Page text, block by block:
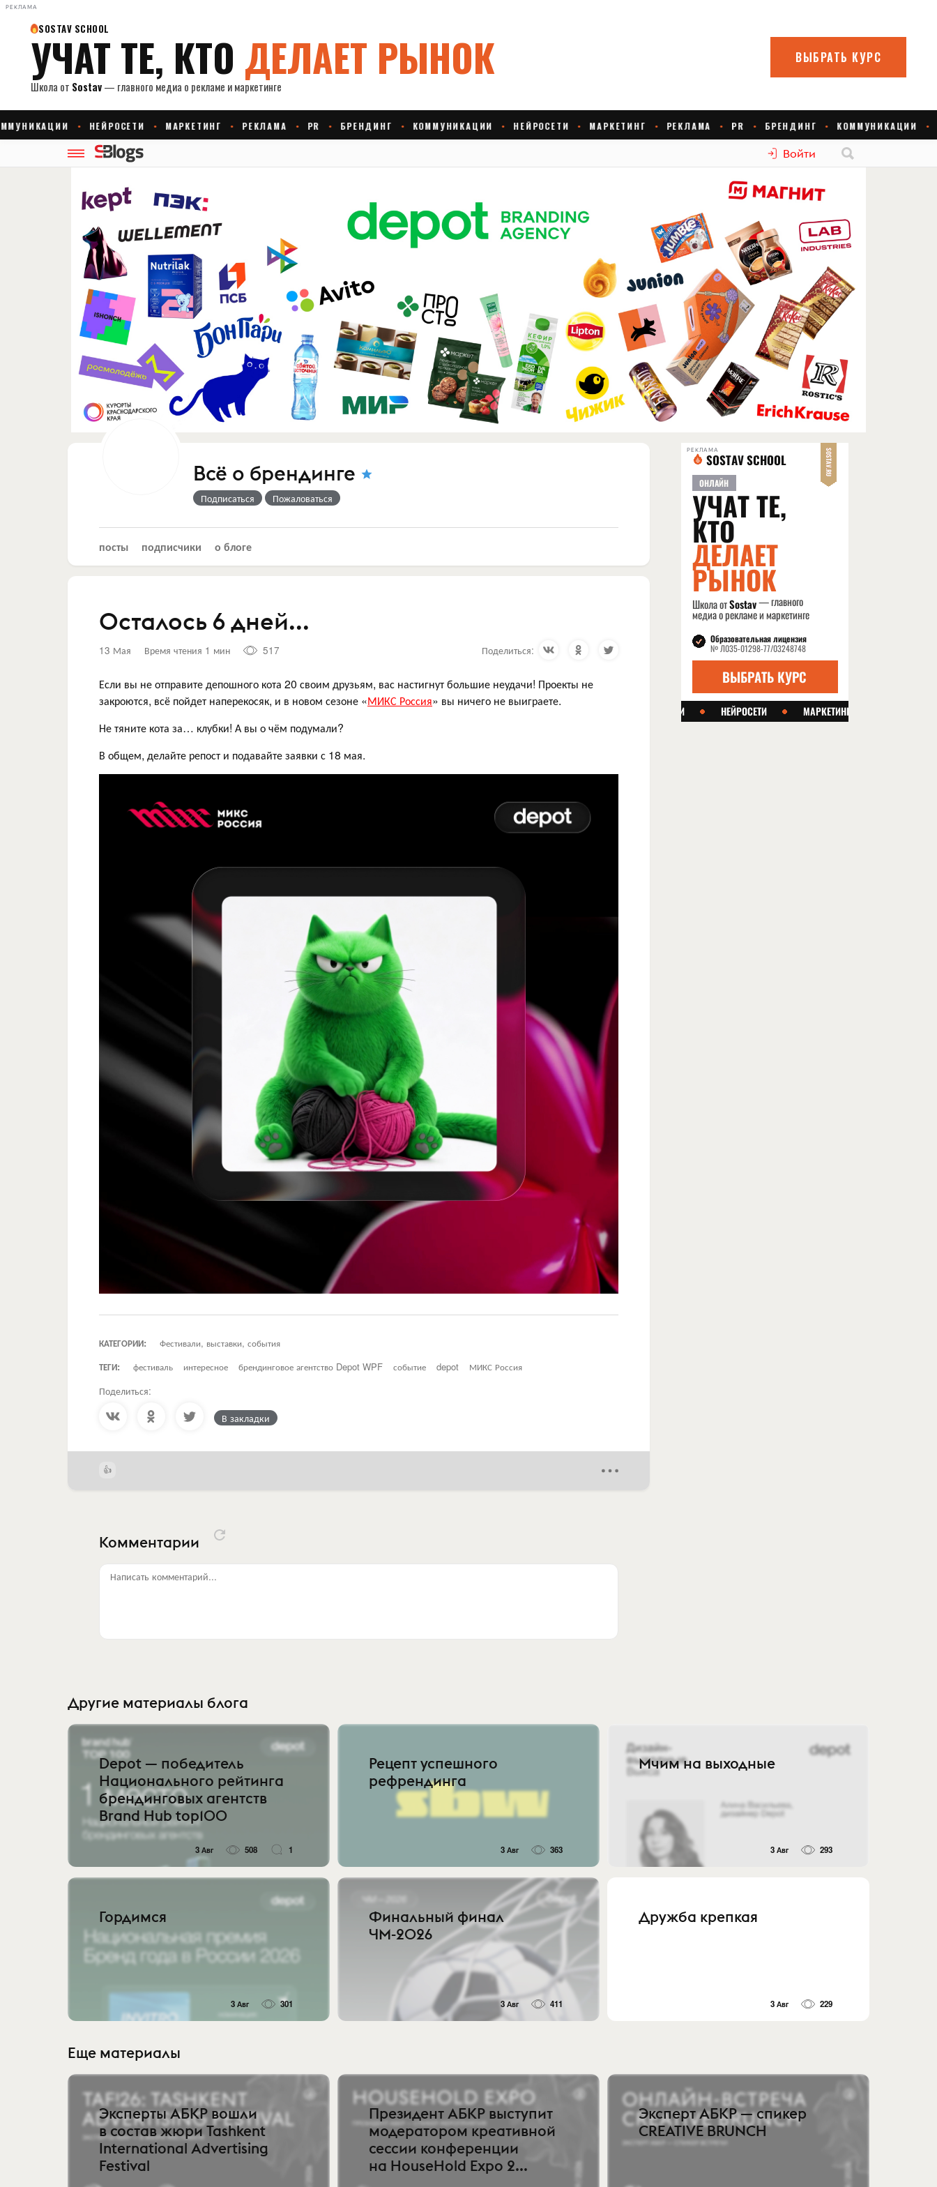
РЕКЛАМА
Войти
Всё о брендинге
Подписаться Пожаловаться
посты подписчики о блоге
Осталось 6 дней...
13 Мая Время чтения 1 мин 517 Поделиться:
Если вы не отправите депошного кота 20 своим друзьям, вас настигнут большие неудачи! Проекты не
закроются, всё пойдет наперекосяк, и в новом сезоне «МИКС Россия» вы ничего не выиграете.
Не тяните кота за… клубки! А вы о чём подумали?
В общем, делайте репост и подавайте заявки с 18 мая.
КАТЕГОРИИ:
Фестивали, выставки, события
ТЕГИ:
фестиваль интересное брендинговое агентство Depot WPF событие depot МИКС Россия
Поделиться:
В закладки
Комментарии
Написать комментарий...
РЕКЛАМА
Другие материалы блога
Depot — победитель
Национального рейтинга
брендинговых агентств
Brand Hub top100
3 Авг 508 1
Рецепт успешного
рефрендинга
3 Авг 363
Мчим на выходные
3 Авг 293
Гордимся
3 Авг 301
Финальный финал
ЧМ-2026
3 Авг 411
Дружба крепкая
3 Авг 229
Еще материалы
Эксперты АБКР вошли
в состав жюри Tashkent
International Advertising
Festival
Президент АБКР выступит
модератором креативной
сессии конференции
на HouseHold Expo 2...
Эксперт АБКР — спикер
CREATIVE BRUNCH